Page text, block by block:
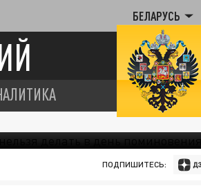
БЕЛАРУСЬ
ПОДПИШИТЕСЬ: